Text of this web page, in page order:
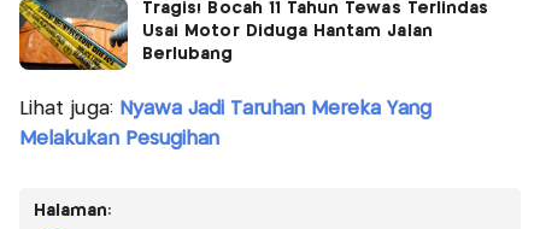
Tragis! Bocah 11 Tahun Tewas Terlindas
Usai Motor Diduga Hantam Jalan
Berlubang
Lihat juga: Nyawa Jadi Taruhan Mereka Yang
Melakukan Pesugihan
Halaman: